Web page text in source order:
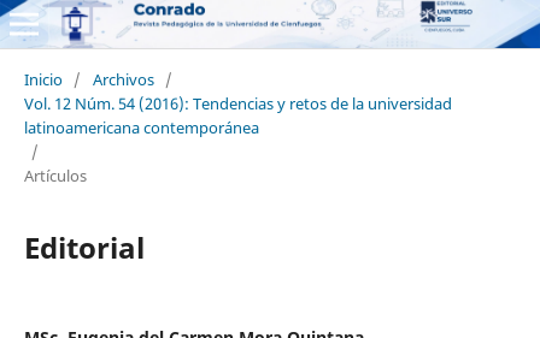
Inicio / Archivos /
Vol. 12 Núm. 54 (2016): Tendencias y retos de la universidad
latinoamericana contemporánea
/
Artículos
Editorial